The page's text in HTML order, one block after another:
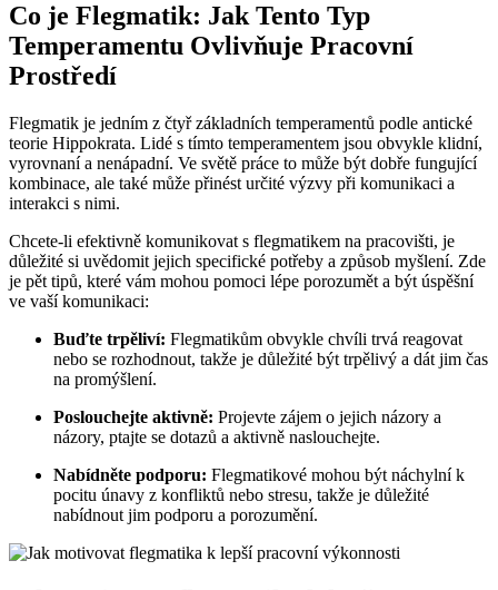
Co je Flegmatik: Jak Tento Typ
Temperamentu Ovlivňuje Pracovní
Prostředí
Flegmatik je jedním z čtyř základních temperamentů podle antické
teorie Hippokrata. Lidé s tímto temperamentem jsou obvykle klidní,
vyrovnaní a nenápadní. Ve světě práce to může být dobře fungující
kombinace, ale také může přinést určité výzvy při komunikaci a
interakci s nimi.
Chcete-li efektivně komunikovat s flegmatikem na pracovišti, je
důležité si uvědomit jejich specifické potřeby a způsob myšlení. Zde
je pět tipů, které vám mohou pomoci lépe porozumět a být úspěšní
ve vaší komunikaci:
Buďte trpěliví: Flegmatikům obvykle chvíli trvá reagovat
nebo se rozhodnout, takže je důležité být trpělivý a dát jim čas
na promýšlení.
Poslouchejte aktivně: Projevte zájem o jejich názory a
názory, ptajte se dotazů a aktivně naslouchejte.
Nabídněte podporu: Flegmatikové mohou být náchylní k
pocitu únavy z konfliktů nebo stresu, takže je důležité
nabídnout jim podporu a porozumění.